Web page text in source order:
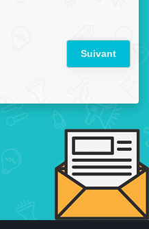
Suivant